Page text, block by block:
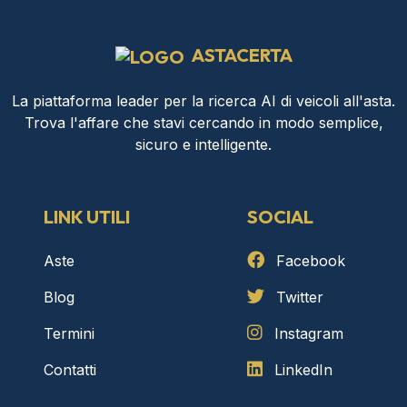
ASTACERTA
La piattaforma leader per la ricerca AI di veicoli all'asta.
Trova l'affare che stavi cercando in modo semplice,
sicuro e intelligente.
LINK UTILI
Aste
Blog
Termini
Contatti
SOCIAL
Facebook
Twitter
Instagram
LinkedIn